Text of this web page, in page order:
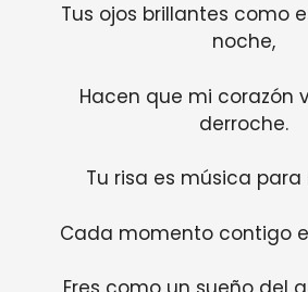
Tus ojos brillantes como
noche,
Hacen que mi corazón
derroche.
Tu risa es música para
Cada momento contigo